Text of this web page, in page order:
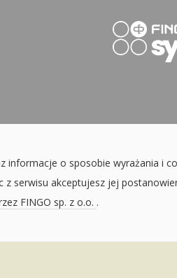
informacje o sposobie wyrażania i
z serwisu akceptujesz jej
FINGO sp. z o.o. .